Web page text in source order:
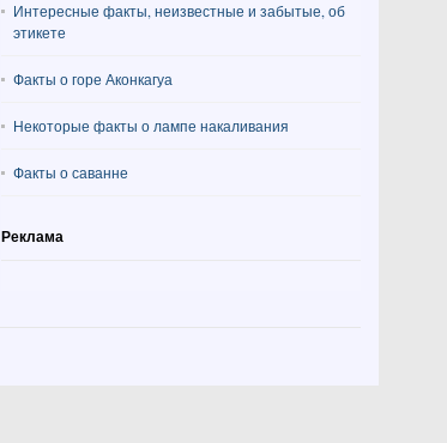
Интересные факты, неизвестные и забытые, об
этикете
Факты о горе Аконкагуа
Некоторые факты о лампе накаливания
Факты о саванне
Реклама